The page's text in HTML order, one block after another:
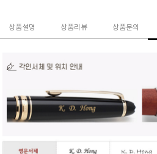
상품설명 상품리뷰 상품문의